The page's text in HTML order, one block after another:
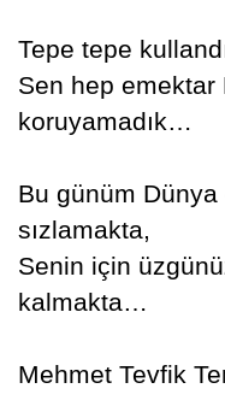
Tepe tepe
Sen hep emektar
koruyamadık…
Bu günüm
sızlamakta,
Senin için
kalmakta…
Mehmet Tevfik